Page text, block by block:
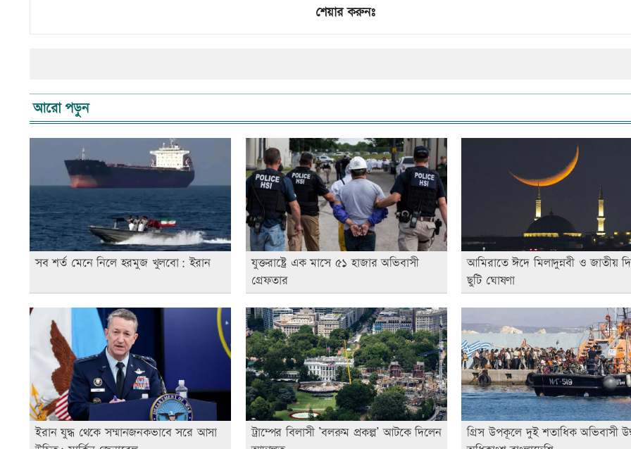
শেয়ার করুনঃ
আরো পড়ুন
সব শর্ত মেনে নিলে হরমুজ খুলবো: ইরান
যুক্তরাষ্ট্রে এক মাসে ৫১ হাজার অভিবাসী
গ্রেফতার
আমিরাতে ঈদে মিলাদুন্নবী ও জাতীয়
ছুটি ঘোষণা
ইরান যুদ্ধ থেকে সম্মানজনকভাবে সরে আসা
ট্রাম্পের বিলাসী ’বলরুম প্রকল্প’ আটকে দিলেন
গ্রিস উপকূলে দুই শতাধিক অভিবাসী